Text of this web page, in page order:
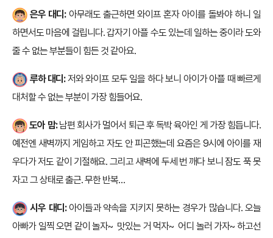
은우 대디:아무래도 출근하면 와이프 혼자 아이를 돌봐야 하니 일
하면서도 마음에 걸립니다. 갑자기 아플 수도 있는데 일하는 중이라 도와
줄 수 없는 부분들이 힘든 것 같아요.
루하 대디:저와 와이프 모두 일을 하다 보니 아이가 아플 때 빠르게
대처할 수 없는 부분이 가장 힘들어요.
도아 맘:남편 회사가 멀어서 퇴근 후 독박 육아인 게 가장 힘듭니다.
예전엔 새벽까지 게임하고 자도 안 피곤했는데 요즘은 9시에 아이를 재
우다가 저도 같이 기절해요. 그리고 새벽에 두세 번 깨다 보니 잠도 푹 못
자고 그 상태로 출근. 무한 반복…
시우 대디:아이들과 약속을 지키지 못하는 경우가 많습니다. 오늘
아빠가 일찍 오면 같이 놀자~ 맛있는 거 먹자~ 어디 놀러 가자~ 하고선